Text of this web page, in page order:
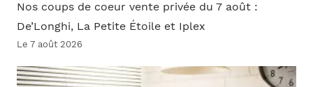
Nos coups de coeur vente privée du 7 août :
De’Longhi, La Petite Étoile et Iplex
Le 7 août 2026